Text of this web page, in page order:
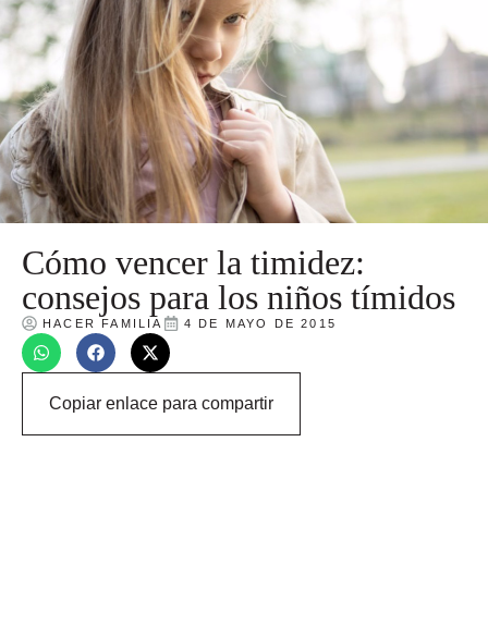
Cómo vencer la timidez:
consejos para los niños tímidos
HACER FAMILIA 4 DE MAYO DE 2015
Copiar enlace para compartir